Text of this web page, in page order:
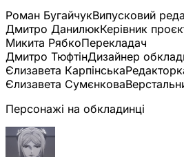
Роман БугайчукВипусковий
Дмитро ДанилюкКерівник
Микита РябкоПерекладач
Дмитро ТюфтінДизайнер
Єлизавета Карпінська
Єлизавета Сумєнкова
Персонажі на обкладинці